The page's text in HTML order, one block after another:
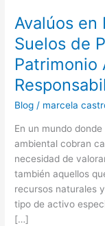
Avalúos en
Suelos de
Patrimonio
Blog / marcela
En un mundo
ambiental cobran
necesidad de
también aquellos
recursos naturales
tipo de activo
[…]
Responsabilidad